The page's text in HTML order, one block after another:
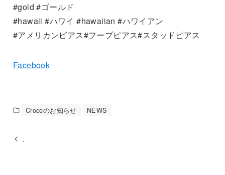
#gold #ゴールド
#hawaii #ハワイ #hawaiian #ハワイアン
#アメリカンピアス#フープピアス#スタッドピアス
Facebook
Croceのお知らせ NEWS
.